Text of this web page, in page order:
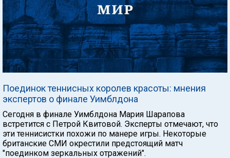
Поединок теннисных королев красоты: мнения
экспертов о финале Уимблдона
Сегодня в финале Уимблдона Мария Шарапова
встретится с Петрой Квитовой. Эксперты отмечают, что
эти теннисистки похожи по манере игры. Некоторые
британские СМИ окрестили предстоящий матч
"поединком зеркальных отражений".